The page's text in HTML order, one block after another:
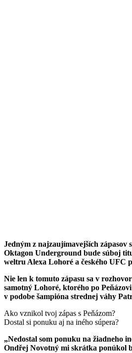
Jedným z najzaujímavejších zápasov
Oktagon Underground bude súboj
weltru Alexa Lohoré a českého UFC
Nie len k tomuto zápasu sa v
samotný Lohoré, ktorého po
v podobe šampióna strednej váhy
Ako vznikol tvoj zápas s Peňázom?
Dostal si ponuku aj na iného súpera?
„Nedostal som ponuku na žiadneho
Ondřej Novotný mi skrátka ponúkol